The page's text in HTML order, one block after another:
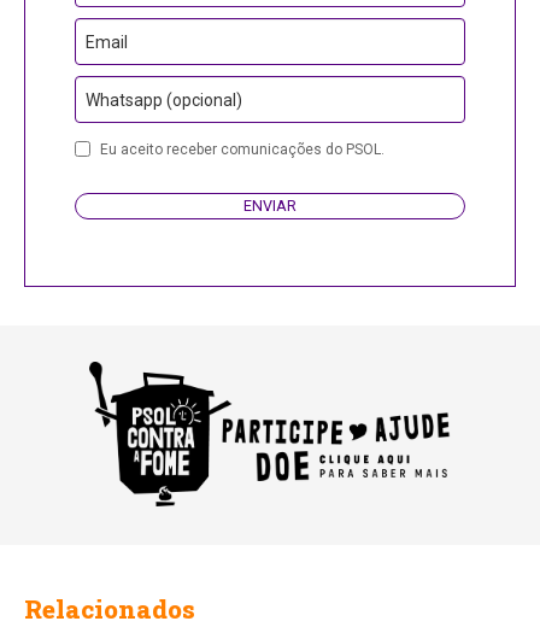
Email
Whatsapp (opcional)
Company
Eu aceito receber comunicações do PSOL.
ENVIAR
Relacionados